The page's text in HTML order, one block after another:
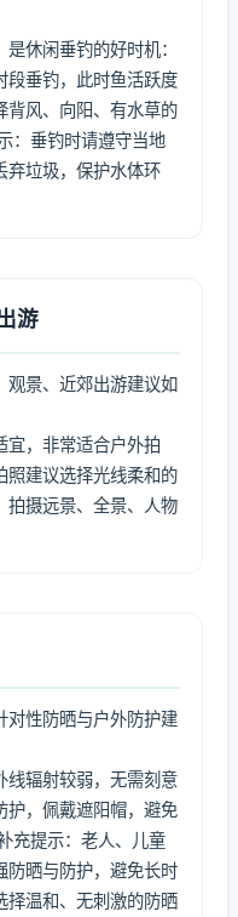
休闲垂钓的好时机：
段垂钓，此时鱼活跃度
背风、向阳、有水草的
：垂钓时请遵守当地
弃垃圾，保护水体环
游
观景、近郊出游建议如
宜，非常适合户外拍
照建议选择光线柔和的
拍摄远景、全景、人物
对性防晒与户外防护建
线辐射较弱，无需刻意
护，佩戴遮阳帽，避免
充提示：老人、儿童
防晒与防护，避免长时
择温和、无刺激的防晒